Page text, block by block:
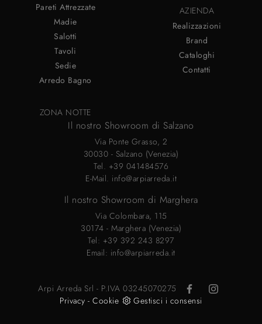
Pareti Attrezzate
Madie
Salotti
Tavoli
Sedie
Arredo Bagno
ZONA NOTTE
AZIENDA
Realizzazioni
Brand
Cataloghi
Contatti
Il nostro Showroom di Salzano
Via Ponte Grasso, 2
30030 - Salzano (Venezia)
Tel. +39 041484576
E-Mail. info@arpiarreda.it
Il nostro Showroom di Marghera
Via Colombara, 115
30174 - Marghera (Venezia)
Tel: +39 392 243 8297
Email: info@arpiarreda.it
Arpi Arreda Srl - P.IVA 03245070275
Privacy -Cookie Gestisci i consensi